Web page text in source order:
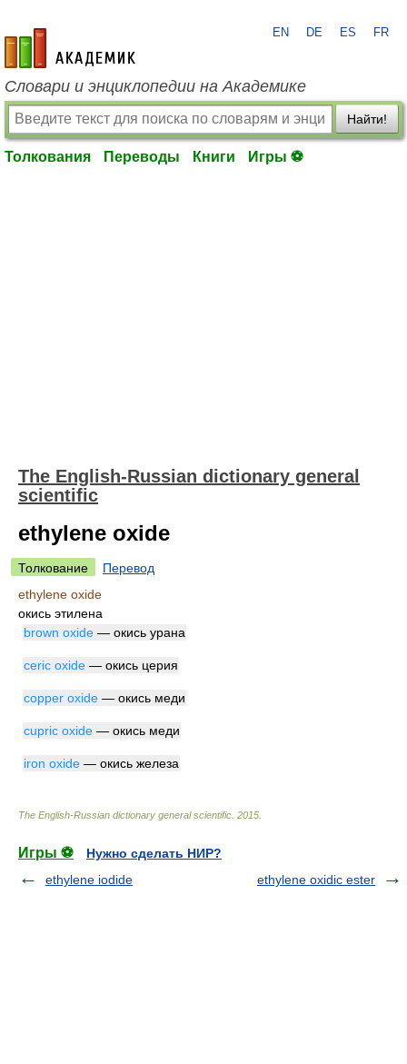
academic.ru
EN DE ES FR
Словари и энциклопедии на Академике
Найти!
Толкования Переводы Книги Игры ⚽
The English-Russian dictionary general
scientific
ethylene oxide
Толкование
Перевод
ethylene oxide
окись этилена
brown oxide — окись урана
ceric oxide — окись церия
copper oxide — окись меди
cupric oxide — окись меди
iron oxide — окись железа
The English-Russian dictionary general scientific 2015
Игры ⚽
Нужно сделать НИР?
ethylene iodide
ethylene oxidic ester